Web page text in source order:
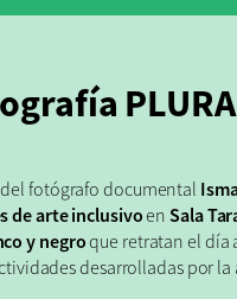
fotógrafo documental
de arte inclusivoenSala
y negroque retratan el día
desarrolladas por la